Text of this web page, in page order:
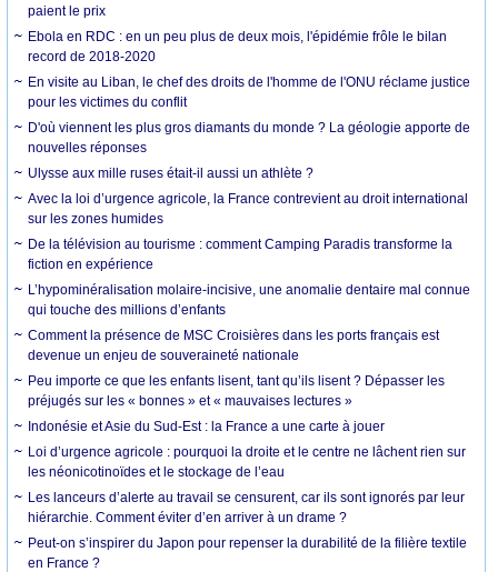
paient le prix
Ebola en RDC : en un peu plus de deux mois, l'épidémie frôle le bilan
record de 2018-2020
En visite au Liban, le chef des droits de l'homme de l'ONU réclame justice
pour les victimes du conflit
D'où viennent les plus gros diamants du monde ? La géologie apporte de
nouvelles réponses
Ulysse aux mille ruses était-il aussi un athlète ?
Avec la loi d’urgence agricole, la France contrevient au droit international
sur les zones humides
De la télévision au tourisme : comment Camping Paradis transforme la
fiction en expérience
L’hypominéralisation molaire-incisive, une anomalie dentaire mal connue
qui touche des millions d’enfants
Comment la présence de MSC Croisières dans les ports français est
devenue un enjeu de souveraineté nationale
Peu importe ce que les enfants lisent, tant qu’ils lisent ? Dépasser les
préjugés sur les « bonnes » et « mauvaises lectures »
Indonésie et Asie du Sud-Est : la France a une carte à jouer
Loi d’urgence agricole : pourquoi la droite et le centre ne lâchent rien sur
les néonicotinoïdes et le stockage de l’eau
Les lanceurs d’alerte au travail se censurent, car ils sont ignorés par leur
hiérarchie. Comment éviter d’en arriver à un drame ?
Peut-on s’inspirer du Japon pour repenser la durabilité de la filière textile
en France ?